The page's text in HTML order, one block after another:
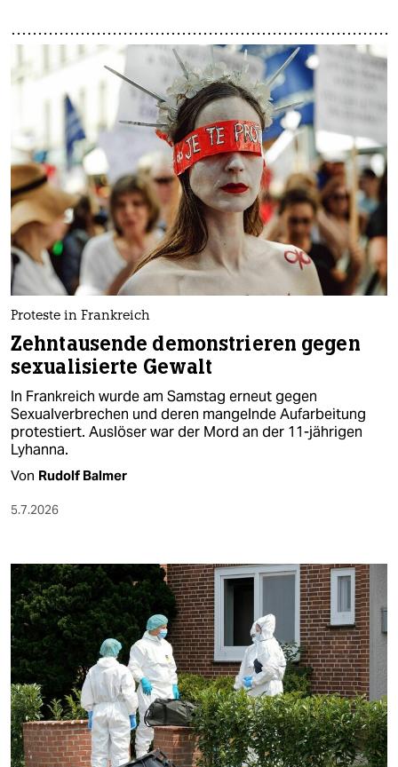
Proteste in Frankreich
Zehntausende demonstrieren gegen
sexualisierte Gewalt
In Frankreich wurde am Samstag erneut gegen
Sexualverbrechen und deren mangelnde Aufarbeitung
protestiert. Auslöser war der Mord an der 11-jährigen
Lyhanna.
Von Rudolf Balmer
5.7.2026